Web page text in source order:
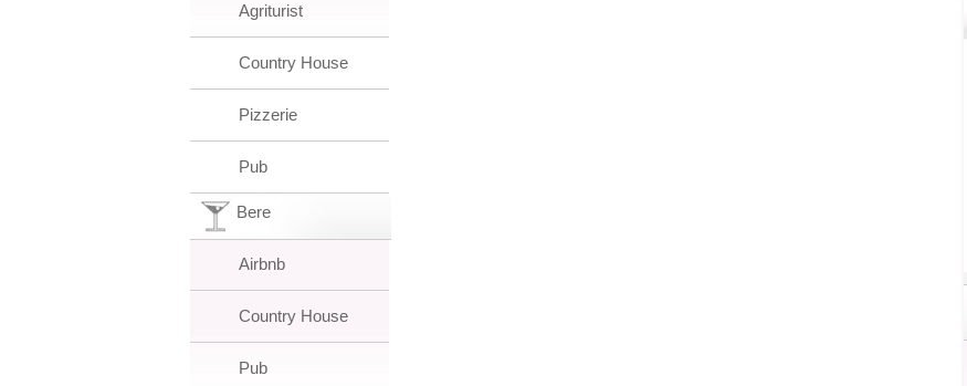
Agriturist
Country House
Pizzerie
Pub
Bere
Airbnb
Country House
Pub